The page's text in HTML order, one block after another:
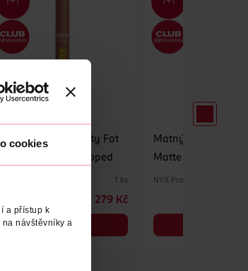
cookies
a přístup k
návštěvníky a
Matný balzám na rty Fat
Matte 01 Cozy Whipped
1 ks
279 Kč
DO KOŠÍKU
Matný balzám na
Matte 12 Blush
NYX Professional Makeup